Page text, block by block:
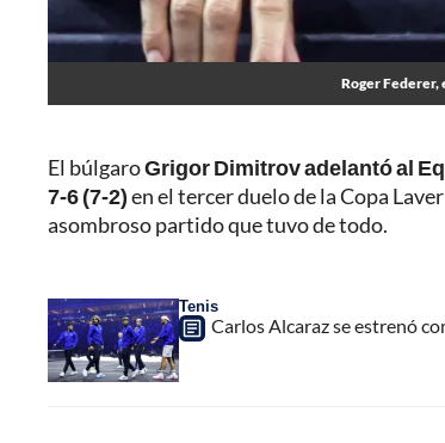
Roger Federer,
El búlgaroGrigor Dimitrov adelantó al
7-6 (7-2)en el tercer duelo de la Copa
asombroso partido que tuvo de todo.
Tenis
Carlos Alcaraz se estrenó